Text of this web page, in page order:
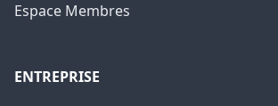
Espace Membres
ENTREPRISE